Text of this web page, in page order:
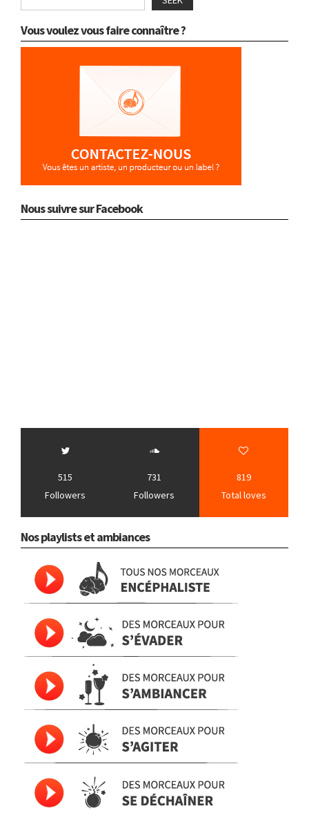
Vous voulez vous faire connaître ?
Nous suivre sur Facebook
515
Followers
731
Followers
819
Total loves
Nos playlists et ambiances